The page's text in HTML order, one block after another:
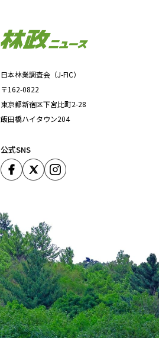
日本林業調査会（J-FIC）
〒162-0822
東京都新宿区下宮比町2-28
飯田橋ハイタウン204
公式SNS